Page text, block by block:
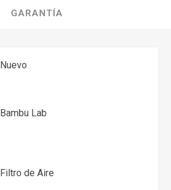
GARANTÍA
Nuevo
Bambu Lab
Filtro de Aire